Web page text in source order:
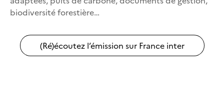
biodiversité forestière…
(Ré)écoutez l’émission sur France inter